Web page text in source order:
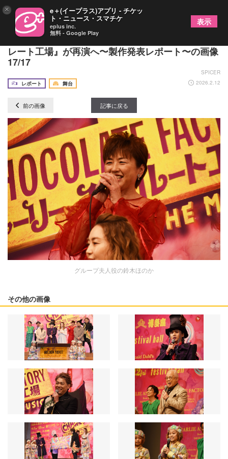
堂本光一主演！ミュージカル『チャーリーとチョコ
レート工場』が再演へ〜製作発表レポート〜の画像
17/17
SPICER
レポート
舞台 2026.2.12
前の画像 記事に戻る
グループ夫人役の鈴木ほのか
その他の画像
× e＋(イープラス)アプリ - チケッ
ト・ニュース・スマチケ
eplus inc.
無料 - Google Play
表示